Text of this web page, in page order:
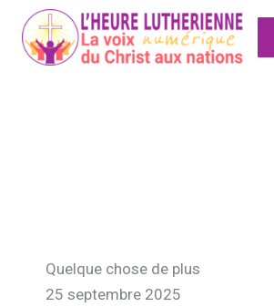
Quelque chose de plus
25 septembre 2025